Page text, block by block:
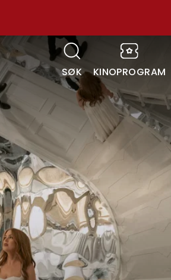
SØK KINOPROGRAM